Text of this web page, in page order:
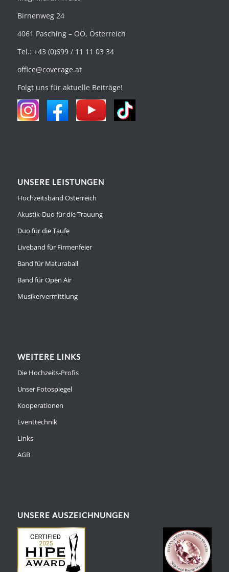
Birnenweg 24
4061 Pasching – OÖ, Österreich
Tel.: +43 (0)699 / 11 11 03 34
office@coverage.at
Folgt uns für aktuelle Beiträge!
UNSERE LEISTUNGEN
Hochzeitsband Österreich
Akustik-Duo für die Trauung
Duo für die Taufe
Liveband für Firmenfeier
Band für Maturaball
Band für Open Air
Musikervermittlung
WEITERE LINKS
Die Hochzeits-Profis
Unser Fotospiegel
Kooperationen
Eventtechnik
Links
AGB
UNSERE AUSZEICHNUNGEN